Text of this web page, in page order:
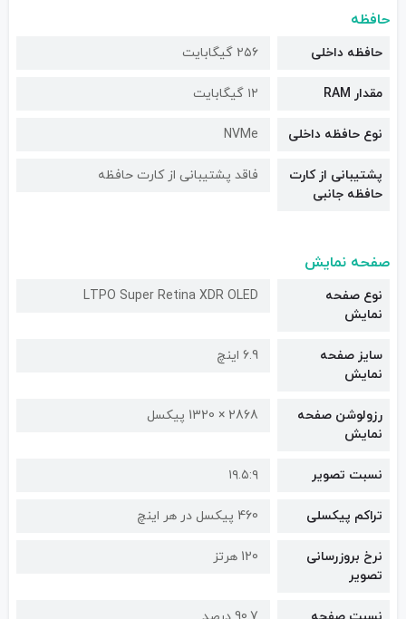
حافظه
حافظه داخلی ۲۵۶ گیگابایت
مقدار RAM ۱۲ گیگابایت
نوع حافظه داخلی NVMe
پشتیبانی از کارت
حافظه جانبی
فاقد پشتیبانی از کارت حافظه
صفحه نمایش
نوع صفحه
نمایش
LTPO Super Retina XDR OLED
سایز صفحه
نمایش
6.9 اینچ
رزولوشن صفحه
نمایش
2868 × 1320 پیکسل
نسبت تصویر ۱۹.۵:۹
تراکم پیکسلی 460 پیکسل در هر اینچ
نرخ بروزرسانی
تصویر
120 هرتز